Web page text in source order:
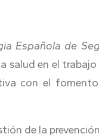
Española de
en el
con el
de la